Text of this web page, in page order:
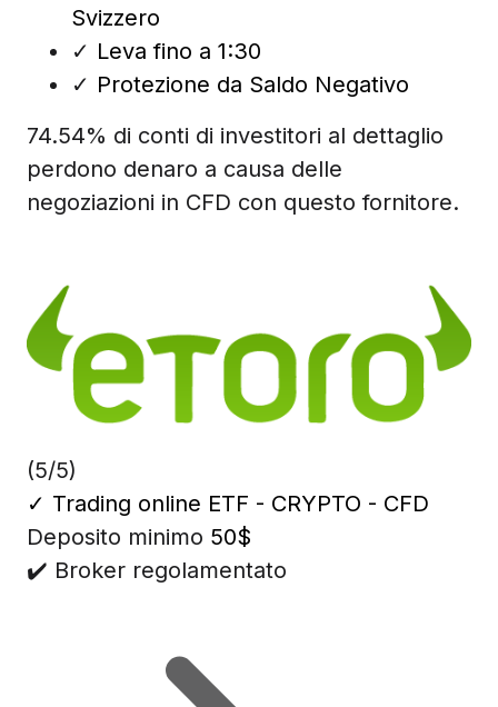
Svizzero
✓ Leva fino a 1:30
✓ Protezione da Saldo Negativo
74.54% di conti di investitori al dettaglio
perdono denaro a causa delle
negoziazioni in CFD con questo fornitore.
(5/5)
✓ Trading online ETF - CRYPTO - CFD
Deposito minimo 50$
✔️ Broker regolamentato